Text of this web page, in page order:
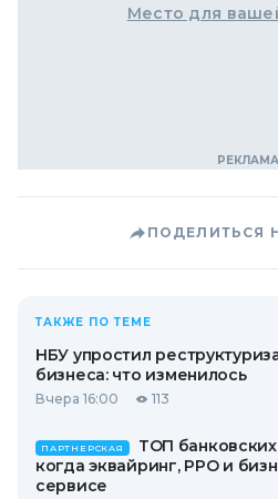
Место для
ПОДЕЛИТЬСЯ
ТАКЖЕ ПО ТЕМЕ
НБУ упростил
бизнеса: что изменилось
Вчера 16:00 113
ПАРТНЕРСКАЯ
ТОП
когда эквайринг, РРО и
сервисе